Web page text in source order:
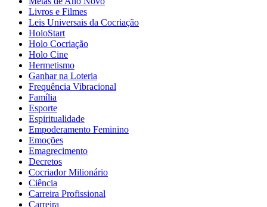
Livros e Filmes
Leis Universais da Cocriação
HoloStart
Holo Cocriação
Holo Cine
Hermetismo
Ganhar na Loteria
Frequência Vibracional
Família
Esporte
Espiritualidade
Empoderamento Feminino
Emoções
Emagrecimento
Decretos
Cocriador Milionário
Ciência
Carreira Profissional
Carreira